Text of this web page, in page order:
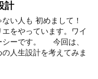
計
い人も 初めまして！
をやっています。ワイ
シーです。 今回は、
人生設計を考えてみま